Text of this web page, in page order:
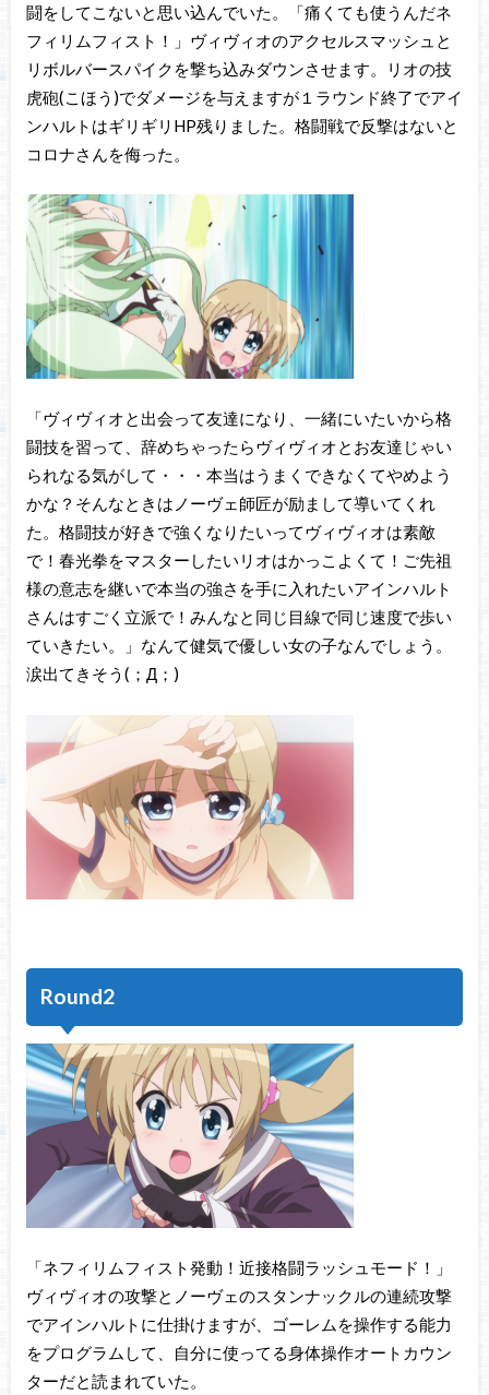
闘をしてこないと思い込んでいた。「痛くても使うんだネ
フィリムフィスト！」ヴィヴィオのアクセルスマッシュと
リボルバースパイクを撃ち込みダウンさせます。リオの技
虎砲(こほう)でダメージを与えますが１ラウンド終了でアイ
ンハルトはギリギリHP残りました。格闘戦で反撃はないと
コロナさんを侮った。
「ヴィヴィオと出会って友達になり、一緒にいたいから格
闘技を習って、辞めちゃったらヴィヴィオとお友達じゃい
られなる気がして・・・本当はうまくできなくてやめよう
かな？そんなときはノーヴェ師匠が励まして導いてくれ
た。格闘技が好きで強くなりたいってヴィヴィオは素敵
で！春光拳をマスターしたいリオはかっこよくて！ご先祖
様の意志を継いで本当の強さを手に入れたいアインハルト
さんはすごく立派で！みんなと同じ目線で同じ速度で歩い
ていきたい。」なんて健気で優しい女の子なんでしょう。
涙出てきそう(；Д；)
Round2
「ネフィリムフィスト発動！近接格闘ラッシュモード！」
ヴィヴィオの攻撃とノーヴェのスタンナックルの連続攻撃
でアインハルトに仕掛けますが、ゴーレムを操作する能力
をプログラムして、自分に使ってる身体操作オートカウン
ターだと読まれていた。